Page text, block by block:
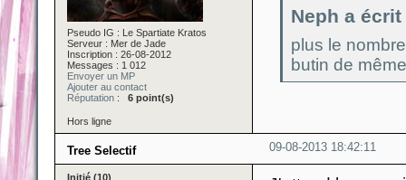
Pseudo IG : Le Spartiate Kratos
Serveur : Mer de Jade
Inscription : 26-08-2012
Messages : 1 012
Envoyer un MP
Ajouter au contact
Réputation : 6 point(s)
Neph a écrit
plus le
butin de
Hors ligne
09-08-2013 18:42:11
Tree Selectif
Initié (10)